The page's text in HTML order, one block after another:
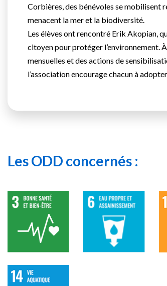
Corbières, des bénévoles se mobilisent
menacent la mer et la biodiversité.
Les élèves ont rencontré Erik Akopian,
citoyen pour protéger l’environnement.
mensuelles et des actions de
l’association encourage chacun à
Les ODD concernés :